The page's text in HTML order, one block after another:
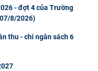
- đợt 4 của Trường
8/2026)
thu - chi ngân sách 6